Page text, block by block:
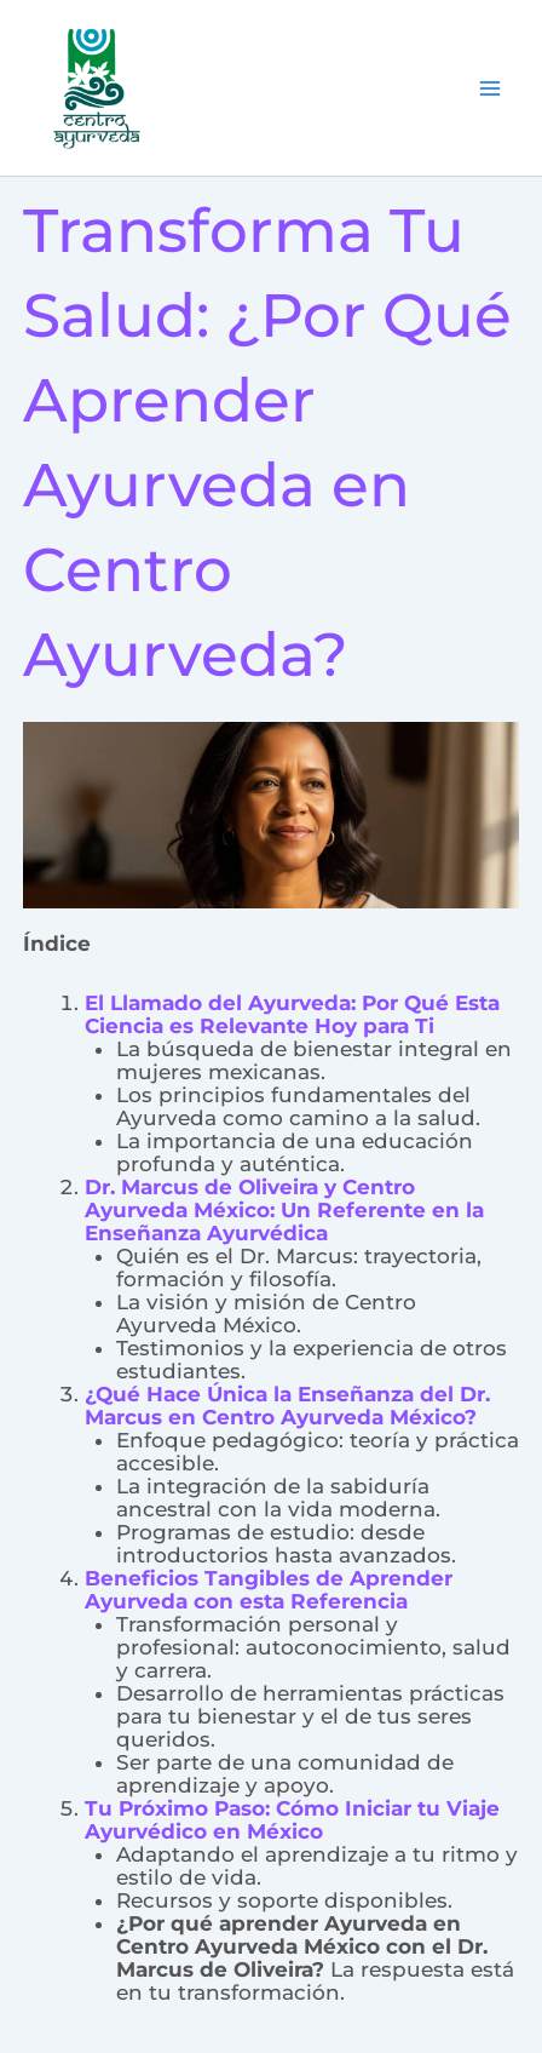
contenido
Transforma Tu
Salud: ¿Por Qué
Aprender
Ayurveda en
Centro
Ayurveda?
Índice
El Llamado del Ayurveda: Por Qué Esta
Ciencia es Relevante Hoy para Ti
La búsqueda de bienestar integral en
mujeres mexicanas.
Los principios fundamentales del
Ayurveda como camino a la salud.
La importancia de una educación
profunda y auténtica.
Dr. Marcus de Oliveira y Centro
Ayurveda México: Un Referente en la
Enseñanza Ayurvédica
Quién es el Dr. Marcus: trayectoria,
formación y filosofía.
La visión y misión de Centro
Ayurveda México.
Testimonios y la experiencia de otros
estudiantes.
¿Qué Hace Única la Enseñanza del Dr.
Marcus en Centro Ayurveda México?
Enfoque pedagógico: teoría y práctica
accesible.
La integración de la sabiduría
ancestral con la vida moderna.
Programas de estudio: desde
introductorios hasta avanzados.
Beneficios Tangibles de Aprender
Ayurveda con esta Referencia
Transformación personal y
profesional: autoconocimiento, salud
y carrera.
Desarrollo de herramientas prácticas
para tu bienestar y el de tus seres
queridos.
Ser parte de una comunidad de
aprendizaje y apoyo.
Tu Próximo Paso: Cómo Iniciar tu Viaje
Ayurvédico en México
Adaptando el aprendizaje a tu ritmo y
estilo de vida.
Recursos y soporte disponibles.
¿Por qué aprender Ayurveda en
Centro Ayurveda México con el Dr.
Marcus de Oliveira? La respuesta está
en tu transformación.